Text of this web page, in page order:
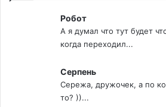
Робот
А я думал что тут будет
когда переходил...
Серпень
Сережа, дружочек, а по
то? ))...